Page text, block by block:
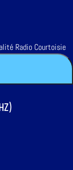
Radio Courtoisie